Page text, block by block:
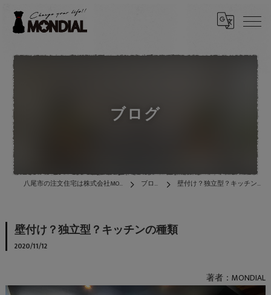
ブログ
八尾市の注文住宅は株式会社MONDIAL ブログ 壁付け？独立型？キッチンの種類
壁付け？独立型？キッチンの種類
2020/11/12
著者：MONDIAL